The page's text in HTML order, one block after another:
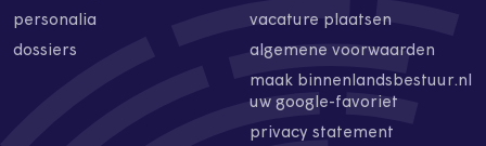
personalia
dossiers
vacature plaatsen
algemene voorwaarden
maak binnenlandsbestuur.nl
uw google-favoriet
privacy statement